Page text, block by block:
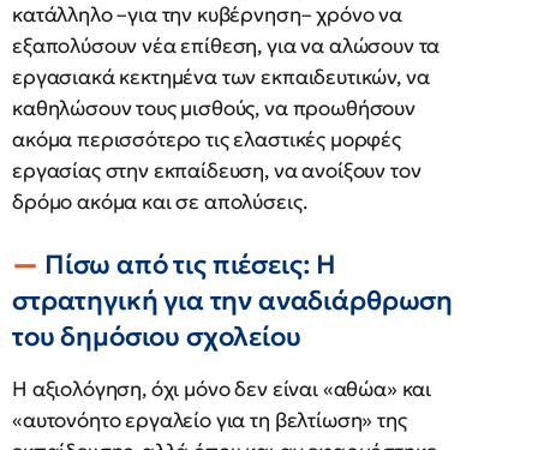
κατάλληλο –για την κυβέρνηση– χρόνο να
εξαπολύσουν νέα επίθεση, για να αλώσουν τα
εργασιακά κεκτημένα των εκπαιδευτικών, να
καθηλώσουν τους μισθούς, να προωθήσουν
ακόμα περισσότερο τις ελαστικές μορφές
εργασίας στην εκπαίδευση, να ανοίξουν τον
δρόμο ακόμα και σε απολύσεις.
Πίσω από τις πιέσεις: Η
στρατηγική για την αναδιάρθρωση
του δημόσιου σχολείου
Η αξιολόγηση, όχι μόνο δεν είναι «αθώα» και
«αυτονόητο εργαλείο για τη βελτίωση» της